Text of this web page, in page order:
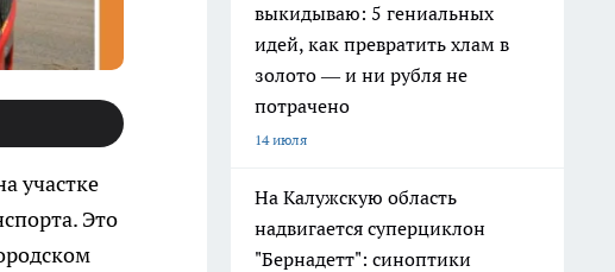
участке
Это
выкидываю: 5 гениальных
идей, как превратить хлам в
золото — и ни рубля не
потрачено
14 июля
На Калужскую область
надвигается суперциклон
"Бернадетт": синоптики